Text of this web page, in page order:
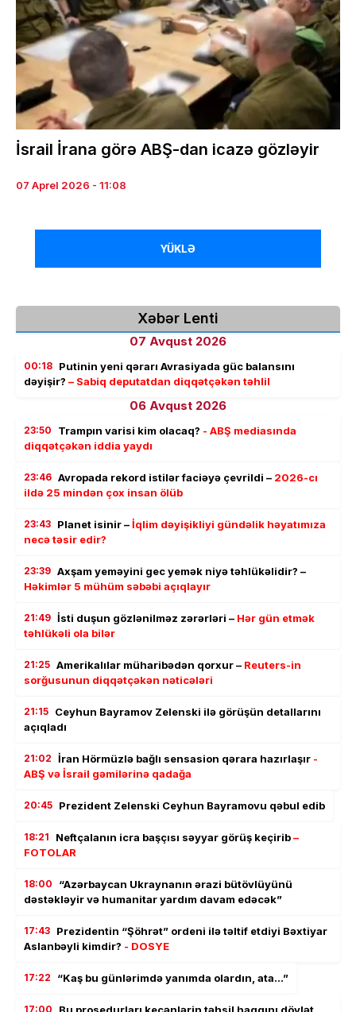
İsrail İrana görə ABŞ-dan icazə gözləyir
07 Aprel 2026 - 11:08
YÜKLƏ
Xəbər Lenti
07 Avqust 2026
00:18 Putinin yeni qərarı Avrasiyada güc balansını
dəyişir? – Sabiq deputatdan diqqətçəkən təhlil
06 Avqust 2026
23:50 Trampın varisi kim olacaq? - ABŞ mediasında
diqqətçəkən iddia yaydı
23:46 Avropada rekord istilər faciəyə çevrildi – 2026-cı
ildə 25 mindən çox insan ölüb
23:43 Planet isinir –İqlim dəyişikliyi gündəlik həyatımıza
necə təsir edir?
23:39 Axşam yeməyini gec yemək niyə təhlükəlidir? –
Həkimlər 5 mühüm səbəbi açıqlayır
21:49 İsti duşun gözlənilməz zərərləri – Hər gün etmək
təhlükəli ola bilər
21:25 Amerikalılar müharibədən qorxur – Reuters-in
sorğusunun diqqətçəkən nəticələri
21:15 Ceyhun Bayramov Zelenski ilə görüşün detallarını
açıqladı
21:02 İran Hörmüzlə bağlı sensasion qərara hazırlaşır -
ABŞ və İsrail gəmilərinə qadağa
20:45 Prezident Zelenski Ceyhun Bayramovu qəbul edib
18:21 Neftçalanın icra başçısı səyyar görüş keçirib–
FOTOLAR
18:00
“Azərbaycan Ukraynanın ərazi bütövlüyünü
dəstəkləyir və humanitar yardım davam edəcək”
17:43 Prezidentin “Şöhrət” ordeni ilə təltif etdiyi Bəxtiyar
Aslanbəyli kimdir? - DOSYE
17:22 “Kaş bu günlərimdə yanımda olardın, ata…”
17:00